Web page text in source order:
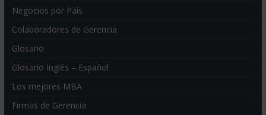
Negocios por País
Colaboradores de Gerencia
Glosario
Glosario Inglés – Español
Los mejores MBA
Firmas de Gerencia